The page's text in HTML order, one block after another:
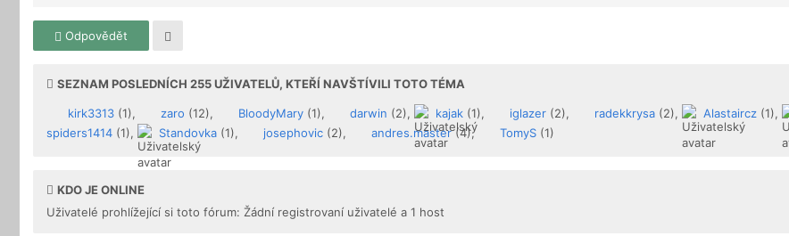
Odpovědět
SEZNAM POSLEDNÍCH 255UŽIVATELŮ, KTEŘÍ NAVŠTÍVILI TOTO TÉMA
kirk3313 (1), zaro (12), BloodyMary (1), darwin (2), kajak (1), iglazer (2), radekkrysa (2), Alastaircz (1),
spiders1414 (1), Standovka (1), josephovic (2), andres.master(4), TomyS (1)
KDO JE ONLINE
Uživatelé prohlížející si toto fórum: Žádní registrovaní uživatelé a 1 host